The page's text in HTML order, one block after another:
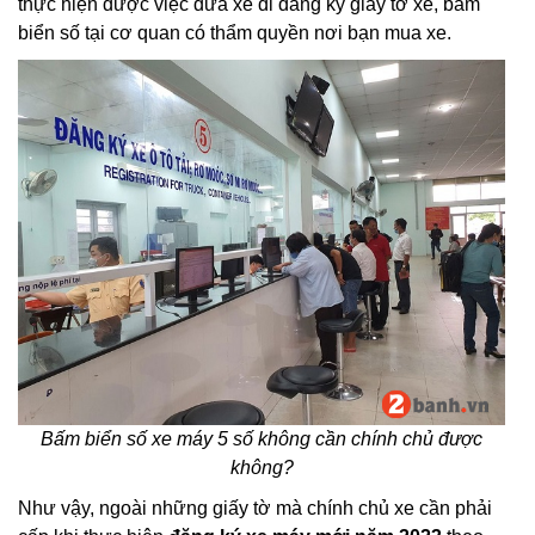
thực hiện được việc đưa xe đi đăng ký giấy tờ xe, bấm
biển số tại cơ quan có thẩm quyền nơi bạn mua xe.
Bấm biển số xe máy 5 số không cần chính chủ được
không?
Như vậy, ngoài những giấy tờ mà chính chủ xe cần phải